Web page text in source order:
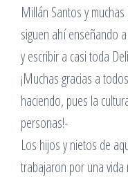
Millán Santos y
siguen ahí enseñando
y escribir a casi toda
¡Muchas gracias a
haciendo, pues la
personas!-
Los hijos y nietos de
trabajaron por una